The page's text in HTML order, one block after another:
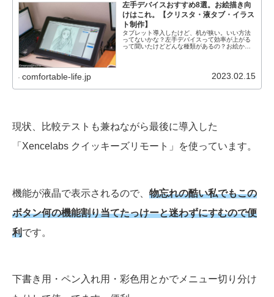
左手デバイスおすすめ8選。お絵描き向
けはこれ。【クリスタ・液タブ・イラス
ト制作】
タブレット導入したけど、机が狭い。いい方法
ってないかな？左手デバイスって効率が上がる
って聞いたけどどんな種類があるの？お絵かき
び方、左手デバイスのおすすめ7選
comfortable-life.jp 2023.02.15
現状、比較テストも兼ねながら最後に導入した
「Xencelabs クイッキーズリモート」を使っています。
機能が液晶で表示されるので、 物忘れの酷い私でもこの
ボタン何の機能割り当てたっけーと迷わずにすむので便
利です。
下書き用・ペン入れ用・彩色用とかでメニュー切り分け